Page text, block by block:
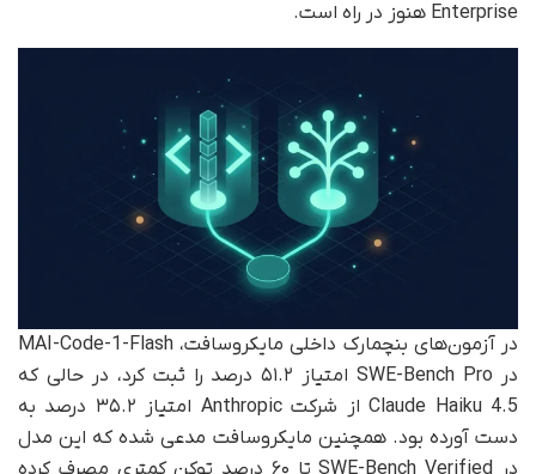
Enterprise هنوز در راه است.
در آزمون‌های بنچمارک داخلی مایکروسافت، MAI-Code-1-Flash
در SWE-Bench Pro امتیاز ۵۱.۲ درصد را ثبت کرد، در حالی که
Claude Haiku 4.5 از شرکت Anthropic امتیاز ۳۵.۲ درصد به
دست آورده بود. همچنین مایکروسافت مدعی شده که این مدل